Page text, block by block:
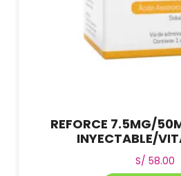
REFORCE 7.5MG/
INYECTABLE/
S/ 58.00